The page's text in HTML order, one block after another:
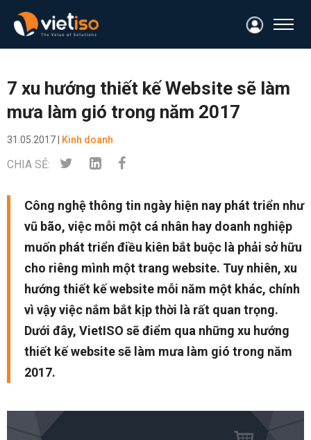
7 xu hướng thiết kế Website sẽ làm
mưa làm gió trong năm 2017
31.05.2017 | Kinh doanh
CHIA SẺ:
Công nghệ thông tin ngày hiện nay phát triển như
vũ bão, việc mỗi một cá nhân hay doanh nghiệp
muốn phát triển điều kiên bắt buộc là phải sở hữu
cho riêng mình một trang website. Tuy nhiên, xu
hướng thiết kế website mỗi năm một khác, chính
vì vậy việc nắm bắt kịp thời là rất quan trọng.
Dưới đây, VietISO sẽ điểm qua những xu hướng
thiết kế website sẽ làm mưa làm gió trong năm
2017.